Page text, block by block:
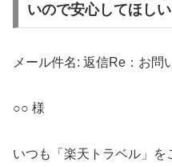
いので安心してほしい
メール件名: 返信Re：お問
○○ 様
いつも「楽天トラベル」を